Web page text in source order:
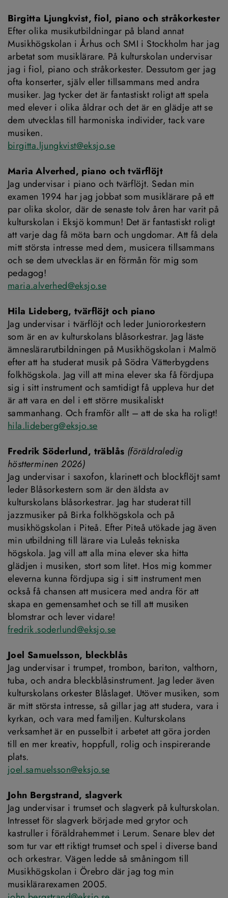
Birgitta Ljungkvist, fiol, piano och stråkorkester
Efter olika musikutbildningar på bland annat
Musikhögskolan i Århus och SMI i Stockholm har jag
arbetat som musiklärare. På kulturskolan undervisar
jag i fiol, piano och stråkorkester. Dessutom ger jag
ofta konserter, själv eller tillsammans med andra
musiker. Jag tycker det är fantastiskt roligt att spela
med elever i olika åldrar och det är en glädje att se
dem utvecklas till harmoniska individer, tack vare
musiken.
birgitta.ljungkvist@eksjo.se
Maria Alverhed, piano och tvärflöjt
Jag undervisar i piano och tvärflöjt. Sedan min
examen 1994 har jag jobbat som musiklärare på ett
par olika skolor, där de senaste tolv åren har varit på
kulturskolan i Eksjö kommun! Det är fantastiskt roligt
att varje dag få möta barn och ungdomar. Att få dela
mitt största intresse med dem, musicera tillsammans
och se dem utvecklas är en förmån för mig som
pedagog!
maria.alverhed@eksjo.se
Hila Lideberg, tvärflöjt och piano
Jag undervisar i tvärflöjt och leder Juniororkestern
som är en av kulturskolans blåsorkestrar. Jag läste
ämneslärarutbildningen på Musikhögskolan i Malmö
efter att ha studerat musik på Södra Vätterbygdens
folkhögskola. Jag vill att mina elever ska få fördjupa
sig i sitt instrument och samtidigt få uppleva hur det
är att vara en del i ett större musikaliskt
sammanhang. Och framför allt – att de ska ha roligt!
hila.lideberg@eksjo.se
Fredrik Söderlund, träblås (föräldraledig
höstterminen 2026)
Jag undervisar i saxofon, klarinett och blockflöjt samt
leder Blåsorkestern som är den äldsta av
kulturskolans blåsorkestrar. Jag har studerat till
jazzmusiker på Birka folkhögskola och på
musikhögskolan i Piteå. Efter Piteå utökade jag även
min utbildning till lärare via Luleås tekniska
högskola. Jag vill att alla mina elever ska hitta
glädjen i musiken, stort som litet. Hos mig kommer
eleverna kunna fördjupa sig i sitt instrument men
också få chansen att musicera med andra för att
skapa en gemensamhet och se till att musiken
blomstrar och lever vidare!
fredrik.soderlund@eksjo.se
Joel Samuelsson, bleckblås
Jag undervisar i trumpet, trombon, bariton, valthorn,
tuba, och andra bleckblåsinstrument. Jag leder även
kulturskolans orkester Blåslaget. Utöver musiken, som
är mitt största intresse, så gillar jag att studera, vara i
kyrkan, och vara med familjen. Kulturskolans
verksamhet är en pusselbit i arbetet att göra jorden
till en mer kreativ, hoppfull, rolig och inspirerande
plats.
joel.samuelsson@eksjo.se
John Bergstrand, slagverk
Jag undervisar i trumset och slagverk på kulturskolan.
Intresset för slagverk började med grytor och
kastruller i föräldrahemmet i Lerum. Senare blev det
som tur var ett riktigt trumset och spel i diverse band
och orkestrar. Vägen ledde så småningom till
Musikhögskolan i Örebro där jag tog min
musiklärarexamen 2005.